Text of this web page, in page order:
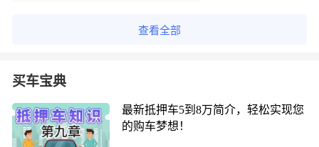
查看全部
买车宝典
最新抵押车5到8万简介，轻松实现您
的购车梦想！